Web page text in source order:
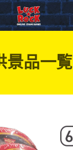
景品一覧